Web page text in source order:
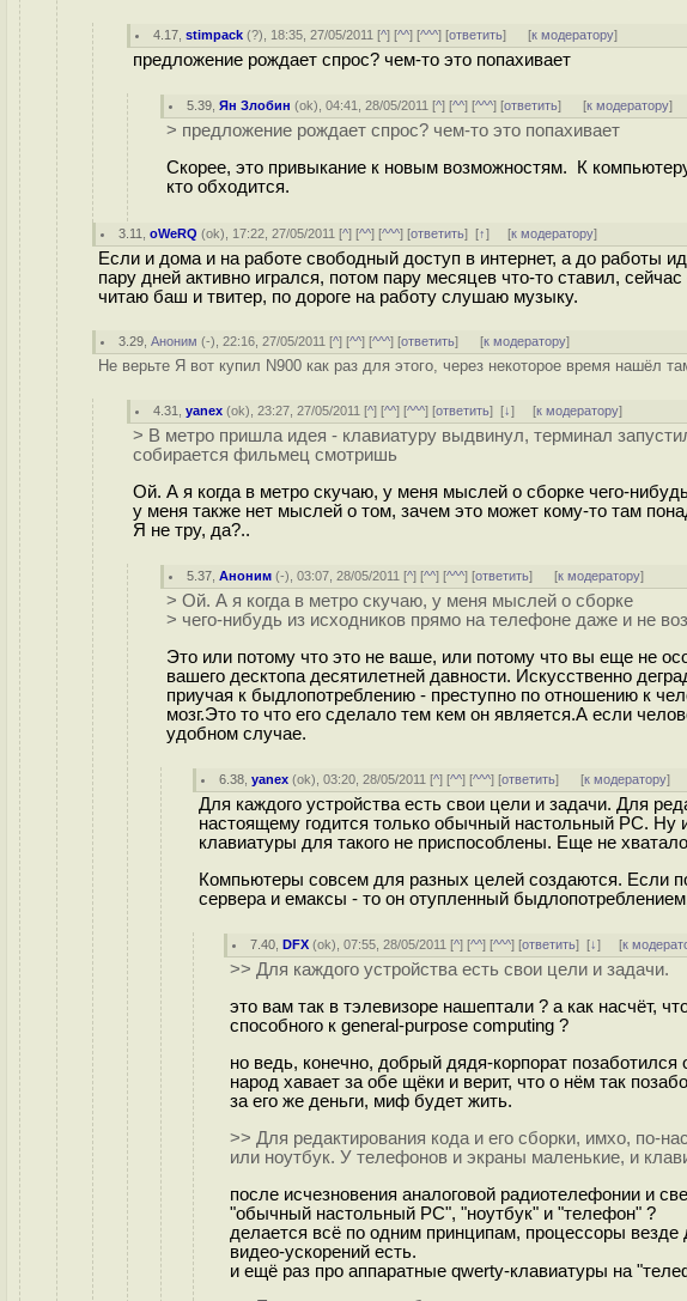
4.17 ,stimpack (?), 18:35, 27/05/2011 [^] [^^] [^^^] [ответить] [к модератору]
предложение рождает спрос? чем-то это попахивает
5.39 ,Ян Злобин (ok), 04:41, 28/05/2011 [^] [^^] [^^^] [ответить] [к модератору]
> предложение рождает спрос? чем-то это попахивает
Скорее, это привыкание к новым возможностям. К
кто обходится.
3.11 ,oWeRQ (ok), 17:22, 27/05/2011 [^] [^^] [^^^] [ответить][↑] [к модератору]
Если и дома и на работе свободный доступ в интернет, а до работы
пару дней активно игрался, потом пару месяцев что-то ставил,
читаю баш и твитер, по дороге на работу слушаю музыку.
3.29 ,Аноним (-), 22:16, 27/05/2011 [^] [^^] [^^^] [ответить] [к модератору]
Не верьте Я вот купил N900 как раз для этого, через некоторое время нашёл
4.31 ,yanex (ok), 23:27, 27/05/2011 [^] [^^] [^^^] [ответить][↓] [к модератору]
> В метро пришла идея - клавиатуру выдвинул, терминал
собирается фильмец смотришь
Ой. А я когда в метро скучаю, у меня мыслей о сборке чего-
у меня также нет мыслей о том, зачем это может кому-то там
Я не тру, да?..
5.37 ,Аноним (-), 03:07, 28/05/2011 [^] [^^] [^^^] [ответить] [к модератору]
> Ой. А я когда в метро скучаю, у меня мыслей о сборке
> чего-нибудь из исходников прямо на телефоне даже и не
Это или потому что это не ваше, или потому что вы еще не
вашего десктопа десятилетней давности. Искусственно
приучая к быдлопотреблению - преступно по отношению к
мозг.Это то что его сделало тем кем он является.А если
удобном случае.
6.38 ,yanex (ok), 03:20, 28/05/2011 [^] [^^] [^^^] [ответить] [к модератору]
Для каждого устройства есть свои цели и задачи. Для
настоящему годится только обычный настольный PC.
клавиатуры для такого не приспособлены. Еще не
Компьютеры совсем для разных целей создаются. Если
сервера и емаксы - то он отупленный
7.40 ,DFX (ok), 07:55, 28/05/2011 [^] [^^] [^^^] [ответить][↓] [к
>> Для каждого устройства есть свои цели и задачи.
это вам так в тэлевизоре нашептали ? а как насчёт,
способного к general-purpose computing ?
но ведь, конечно, добрый дядя-корпорат
народ хавает за обе щёки и верит, что о нём так
за его же деньги, миф будет жить.
>> Для редактирования кода и его сборки, имхо, по-
или ноутбук. У телефонов и экраны маленькие, и
после исчезновения аналоговой радиотелефонии и
"обычный настольный PC", "ноутбук" и "телефон" ?
делается всё по одним принципам, процессоры
видео-ускорений есть.
и ещё раз про аппаратные qwerty-клавиатуры на